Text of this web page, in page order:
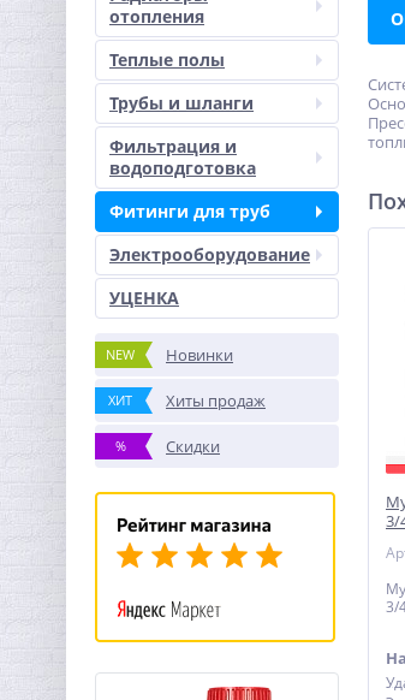
отопления
Теплые полы
Трубы и шланги
Фильтрация и
водоподготовка
Фитинги для труб
Электрооборудование
УЦЕНКА
NEW Новинки
ХИТ Хиты продаж
% Скидки
3/
3/